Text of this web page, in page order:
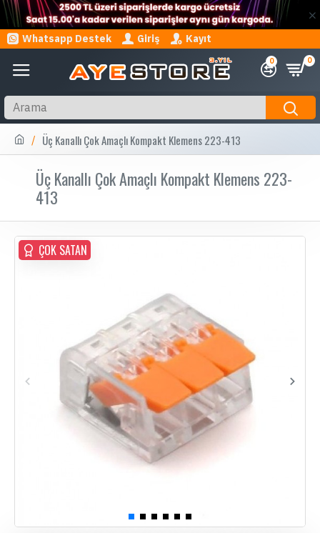
Whatsapp Destek Giriş Kayıt
0 0
Üç Kanallı Çok Amaçlı Kompakt Klemens 223-413
Üç Kanallı Çok Amaçlı Kompakt Klemens 223-
413
ÇOK SATAN